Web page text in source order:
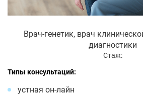
Врач-генетик, врач
диагностики
Стаж:
Типы консультаций:
устная он-лайн